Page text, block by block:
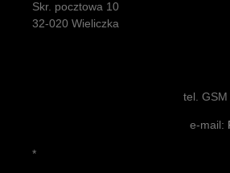
Skr. pocztowa 10
32-020 Wieliczka
tel.
e-mail:
*